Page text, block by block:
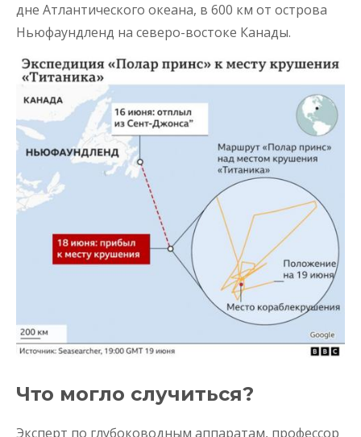
дне Атлантического океана, в 600 км от острова
Ньюфаундленд на северо-востоке Канады.
Что могло случиться?
Эксперт по глубоководным аппаратам, профессор